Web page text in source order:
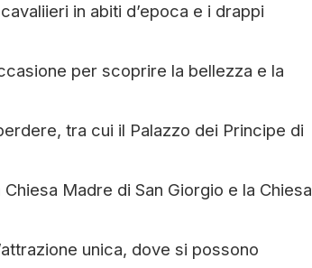
in abiti d’epoca e i drappi
per scoprire la bellezza e la
tra cui il Palazzo dei Principe di
Madre di San Giorgio e la Chiesa
unica, dove si possono